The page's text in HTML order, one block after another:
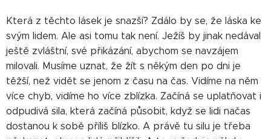
Která z těchto lásek je snazší? Zdálo by se, že láska ke
svým lidem. Ale asi tomu tak není. Ježíš by jinak nedával
ještě zvláštní, své přikázání, abychom se navzájem
milovali. Musíme uznat, že žít s někým den po dni je
těžší, než vidět se jenom z času na čas. Vidíme na něm
více chyb, vidíme ho více zblízka. Začíná se uplatňovat i
odpudivá sila, která začíná působit, když se lidi načas
dostanou k sobě příliš blízko. A právě tu silu je třeba